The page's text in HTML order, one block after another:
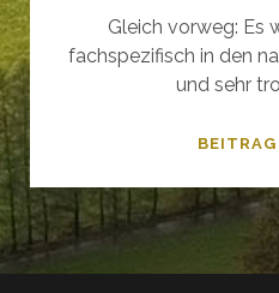
Gleich vorweg: Es
fachspezifisch in den
und sehr
BEITRAG